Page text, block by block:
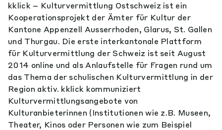
kklick – Kulturvermittlung Ostschweiz ist ein
Kooperationsprojekt der Ämter für Kultur der
Kantone Appenzell Ausserrhoden, Glarus, St. Gallen
und Thurgau. Die erste interkantonale Plattform
für Kulturvermittlung der Schweiz ist seit August
2014 online und als Anlaufstelle für Fragen rund um
das Thema der schulischen Kulturvermittlung in der
Region aktiv. kklick kommuniziert
Kulturvermittlungsangebote von
Kulturanbieterinnen (Institutionen wie z.B. Museen,
Theater, Kinos oder Personen wie zum Beispiel